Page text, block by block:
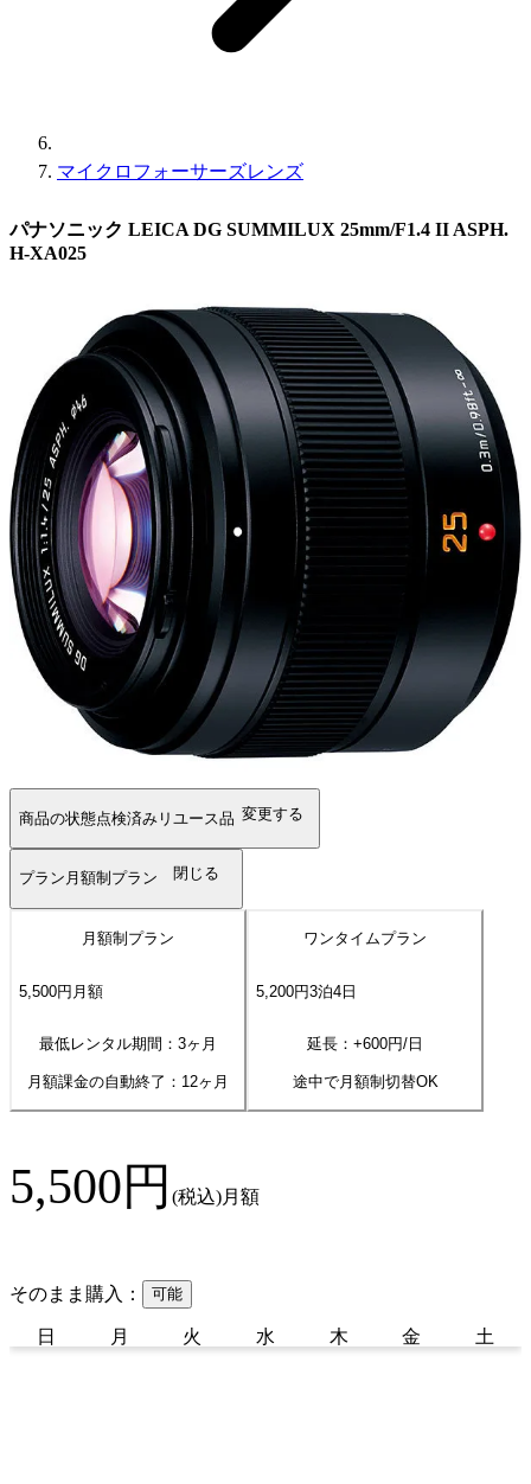
マイクロフォーサーズレンズ
パナソニック LEICA DG SUMMILUX 25mm/F1.4 II ASPH.
H-XA025
商品の状態点検済みリユース品 変更する
プラン 月額制プラン 閉じる
月額制プラン
5,500円 月額
最低レンタル期間：3ヶ月
月額課金の自動終了： 12ヶ月
ワンタイムプラン
5,200円3泊4日
延長：+600円/日
途中で月額制切替OK
5,500円 (税込)月額
そのまま購入： 可能
日 月 火 水 木 金 土